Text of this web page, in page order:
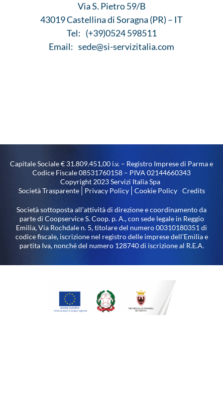
Via S. Pietro 59/B
43019 Castellina di Soragna (PR) – IT
Tel: (+39)0524 598511
Email: sede@si-servizitalia.com
Capitale Sociale € 31.809.451,00 i.v. – Registro Imprese di Parma e
Codice Fiscale 08531760158 – PIVA 02144660343
Copyright 2023 Servizi Italia Spa
Società Trasparente
Privacy Policy Cookie Policy Credits
Società sottoposta all’attività di direzione e coordinamento da
parte di Coopservice S. Coop. p. A., con sede legale in Reggio
Emilia, Via Rochdale n. 5, titolare del numero 00310180351 di
codice fiscale, iscrizione nel registro delle imprese dell’Emilia e
partita Iva, nonché del numero 128740 di iscrizione al R.E.A.